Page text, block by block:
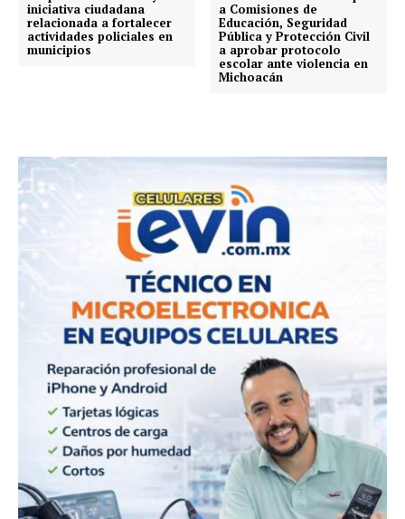
iniciativa ciudadana
relacionada a fortalecer
actividades policiales en
municipios
a Comisiones de
Educación, Seguridad
Pública y Protección Civil
a aprobar protocolo
escolar ante violencia en
Michoacán